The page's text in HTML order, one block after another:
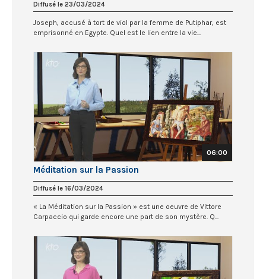
Diffusé le 23/03/2024
Joseph, accusé à tort de viol par la femme de Putiphar, est
emprisonné en Egypte. Quel est le lien entre la vie...
06:00
Méditation sur la Passion
Diffusé le 16/03/2024
« La Méditation sur la Passion » est une oeuvre de Vittore
Carpaccio qui garde encore une part de son mystère. Q...